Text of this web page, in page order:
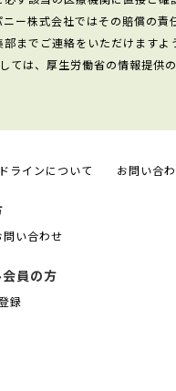
ー株式会社ではその賠償の責
までご連絡をいただけますよ
は、厚生労働省の情報提供
ラインについて お問い合
問い合わせ
員の方
録